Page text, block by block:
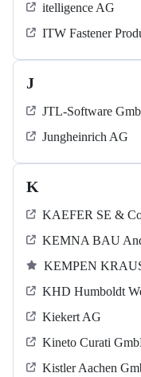
itelligence AG
ITW Fastener
J
JTL-Software
Jungheinrich AG
K
KAEFER SE &
KEMNA BAU
KEMPEN
KHD Humboldt
Kiekert AG
Kineto Curati
Kistler Aachen